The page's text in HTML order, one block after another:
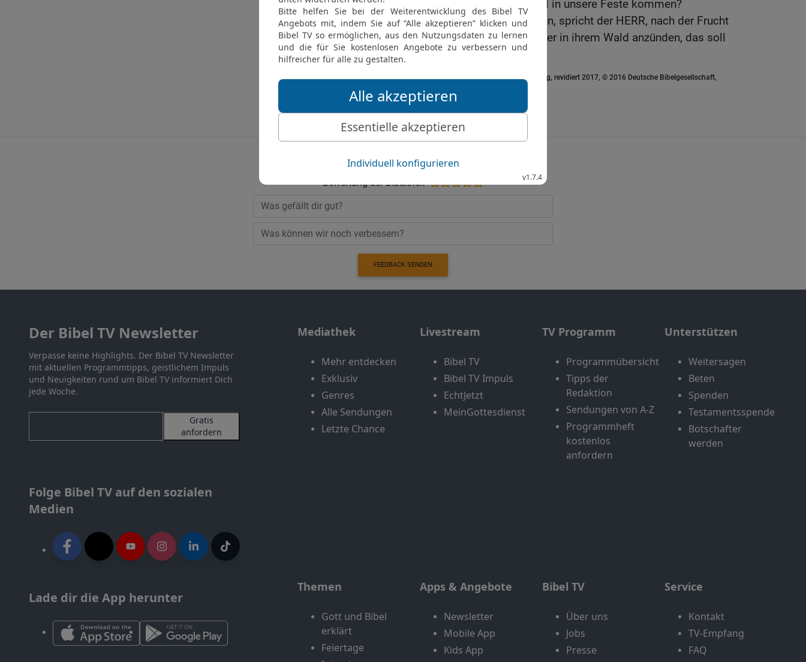
uns überfallen, und wer will in unsere Feste kommen?
14 Ich will euch heimsuchen, spricht der HERR, nach der Frucht
eures Tuns; ich will ein Feuer in ihrem Wald anzünden, das soll
alles umher verzehren.
Die Bibel nach Martin Luthers Übersetzung, revidiert 2017, © 2016 Deutsche Bibelgesellschaft,
Möchtest du uns Feedback geben?
Bewertung der Bibelthek
FEEDBACK SENDEN
Der Bibel TV Newsletter
Verpasse keine Highlights. Der Bibel TV Newsletter
mit aktuellen Programmtipps, geistlichem Impuls
und Neuigkeiten rund um Bibel TV informiert Dich
jede Woche.
Gratis
anfordern
Folge Bibel TV auf den sozialen
Medien
Lade dir die App herunter
Mediathek
Mehr entdecken
Exklusiv
Genres
Alle Sendungen
Letzte Chance
Livestream
Bibel TV
Bibel TV Impuls
EchtJetzt
MeinGottesdienst
TV Programm
Programmübersicht
Tipps der
Redaktion
Sendungen von A-Z
Programmheft
kostenlos
anfordern
Unterstützen
Weitersagen
Beten
Spenden
Testamentsspende
Botschafter
werden
Themen
Gott und Bibel
erklärt
Feiertage
Apps & Angebote
Newsletter
Mobile App
Kids App
Bibel TV
Über uns
Jobs
Presse
Service
Kontakt
TV-Empfang
FAQ